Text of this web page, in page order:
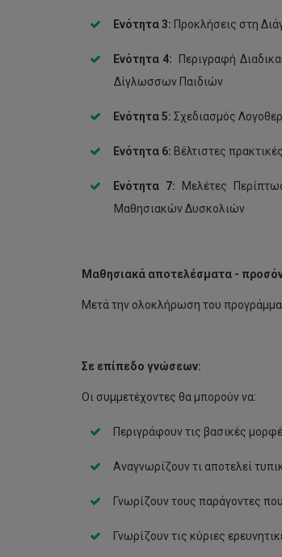
Ενότητα 3: Προκλήσεις στη
Ενότητα 4:
Περιγραφή
Δίγλωσσων Παιδιών
Ενότητα 5: Σχεδιασμός
Ενότητα 6: Βέλτιστες
Ενότητα 7:
Μελέτες
Μαθησιακών Δυσκολιών
Μαθησιακά αποτελέσματα -
Μετά την ολοκλήρωση του
Σε επίπεδο γνώσεων:
Οι συμμετέχοντες θα μπορούν να:
Περιγράφουν τις βασικές
Αναγνωρίζουν τι αποτελεί
Γνωρίζουν τους παράγοντες
Γνωρίζουν τις κύριες